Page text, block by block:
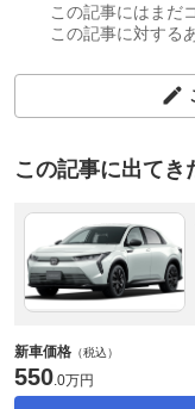
この記事にはまだ
この記事に対する
この記事に出てき
新車価格 （税込）
550 0万円